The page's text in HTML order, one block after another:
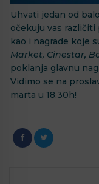
Uhvati jedan od
očekuju vas
kao i nagrade koje
Market, Cinestar,
poklanja glavnu
Vidimo se na
marta u 18.30h!